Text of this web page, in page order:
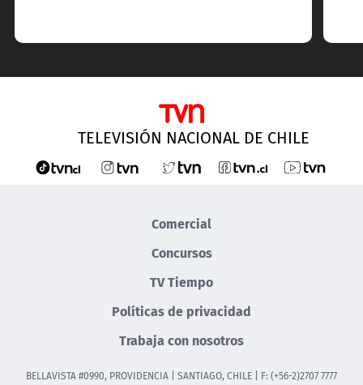
TELEVISIÓN NACIONAL DE CHILE
Comercial
Concursos
TV Tiempo
Políticas de privacidad
Trabaja con nosotros
BELLAVISTA #0990, PROVIDENCIA | SANTIAGO, CHILE | F: (+56-2)2707 7777